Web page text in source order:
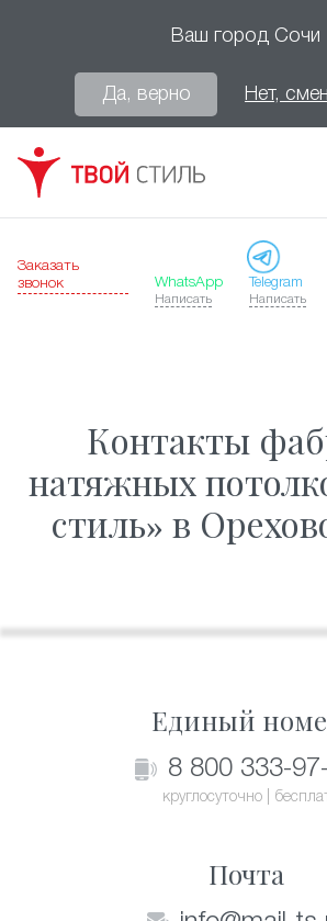
Ваш город Сочи
Да, верно Нет,
Заказать
звонок
WhatsApp
Написать
Telegram
Написать
Контакты
натяжных
стиль» в
Единый
8 800 333-
круглосуточно |
Почта